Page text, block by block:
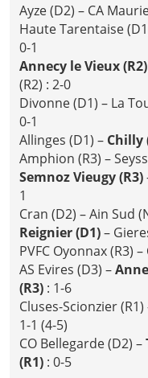
Ayze (D2) – CA
Haute Tarentaise
0-1
Annecy le Vieux
(R2) : 2-0
Divonne (D1) – La
0-1
Allinges (D1) – Chilly
Amphion (R3) –
Semnoz Vieugy (R3)
1
Cran (D2) – Ain Sud
Reignier (D1)–
PVFC Oyonnax (R3) –
AS Evires (D3) –
(R3) : 1-6
Cluses-Scionzier (R1)
1-1 (4-5)
CO Bellegarde (D2) –
(R1) : 0-5